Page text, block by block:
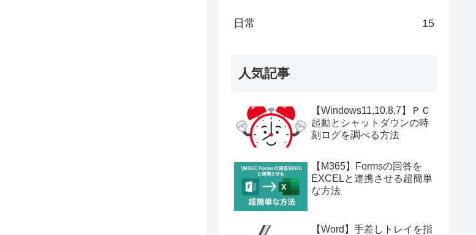
日常 15
人気記事
【Windows11,10,8,7】ＰＣ
起動とシャットダウンの時
刻ログを調べる方法
【M365】Formsの回答を
EXCELと連携させる超簡単
な方法
【Word】手差しトレイを指